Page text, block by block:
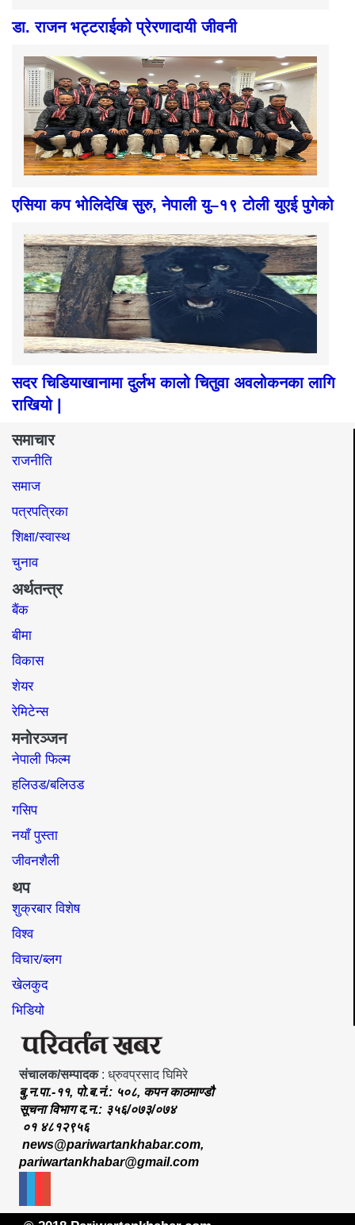
डा. राजन भट्टराईको प्रेरणादायी जीवनी
एसिया कप भोलिदेखि सुरु, नेपाली यु–१९ टोली युएई पुगेको
सदर चिडियाखानामा दुर्लभ कालो चितुवा अवलोकनका लागि
राखियो |
समाचार
राजनीति
समाज​
पत्रपत्रिका
शिक्षा/स्वास्थ
चुनाव
अर्थतन्त्र
बैंक
बीमा
विकास
शेयर
रेमिटेन्स
मनोरञ्जन
नेपाली फिल्म
हलिउड/बलिउड
गसिप
नयाँ पुस्ता
जीवनशैली
थप
शुक्रबार विशेष
विश्व
विचार/ब्लग
खेलकुद
भिडियो
संचालक/सम्पादक: ध्रुवप्रसाद घिमिरे
बु.न.पा.-११, पो.ब.नं.: ५०८, कपन काठमाण्डौ
सूचना विभाग द.न.: ३५६/०७३/०७४
०१ ४८१२९५६
news@pariwartankhabar.com,
pariwartankhabar@gmail.com